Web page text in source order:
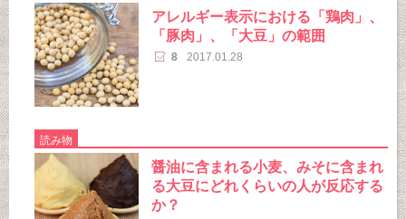
アレルギー表示における「鶏肉」、
「豚肉」、「大豆」の範囲
8 2017.01.28
読み物
醤油に含まれる小麦、みそに含まれ
る大豆にどれくらいの人が反応する
か？